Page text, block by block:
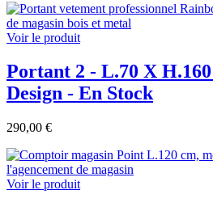
Voir le produit
Portant 2 - L.70 X
Design - En Stock
290,00 €
Voir le produit